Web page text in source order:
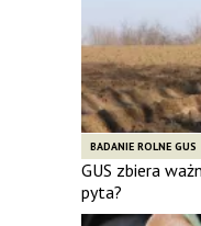
BADANIE ROLNE GUS
GUS zbiera
pyta?